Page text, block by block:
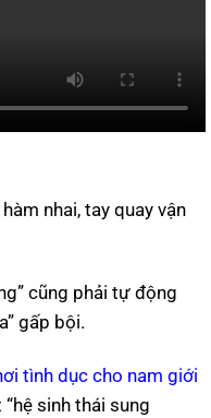
nhai, tay quay vận
cũng phải tự động
gấp bội.
tình dục cho nam giới
sinh thái sung